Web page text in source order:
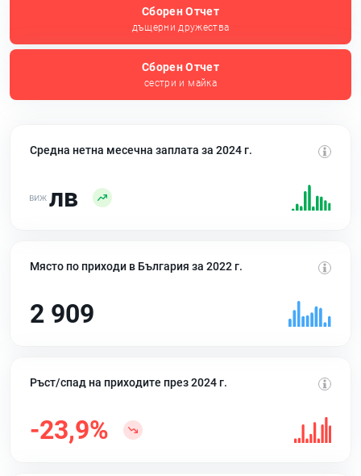
Сборен Отчет
дъщерни дружества
Сборен Отчет
сестри и майка
Средна нетна месечна заплата за 2024 г.
лв
Място по приходи в България за 2022 г.
2 909
Ръст/спад на приходите през 2024 г.
-23,9%